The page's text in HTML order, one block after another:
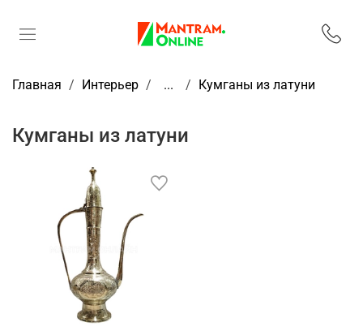
Главная Интерьер ... Кумганы из латуни
Кумганы из латуни